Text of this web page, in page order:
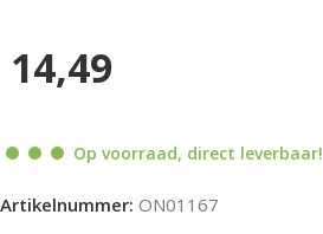
14,49
Op voorraad, direct leverbaar!
Artikelnummer: ON01167